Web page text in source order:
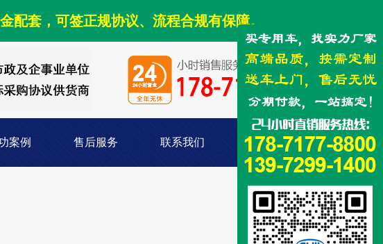
配套，可签正规协议、流程合规有保障。
案例 售后服务 联系我们